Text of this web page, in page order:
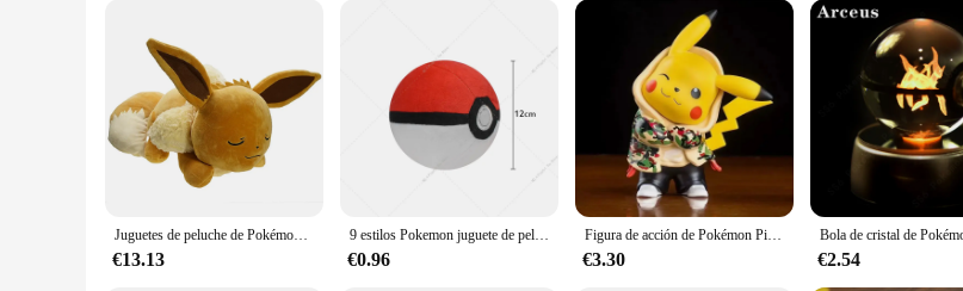
Features:
**Captivating Design and Authenticity**
The Pokémon Durmiente Cine y televisión set is a must-have for any Pokémon aficionado. The meticulous design mirrors
to any Pokémon collection. The set's design is not only visually appealing but also durable, ensuring that it stands the test
**Versatile Display Options**
Whether you're looking to add a touch of Pokémon charm to your home, office, or event space, this set is versatile
display on shelves, desks, or in glass cases, while its vibrant colors and striking design ensure that it stands out wherever
**Collector's Delight and Wholesale Opportunity**
For collectors, the Pokémon Durmiente Cine y televisión set is a treasure trove. Available in sets, it provides the
Juguetes de peluche de Pokémon Eevee, muñecos de peluche de Anime, almohada gigante linda de 60cm, regalos de Navidad para dormir para niños
€13.13
9 estilos Pokemon juguete de peluche Poké Ball Ultra Master Ball Strange Ball Dusk Ball Beast Ball Hisuian Ultra Ball juguetes de peluche suaves
€0.96
Figura de acción de Pokémon Pikachu, Mini Q, modelo de dibujos animados lindo, juguetes de PVC, regalos para niños, 8CM
€3.30 €2.54